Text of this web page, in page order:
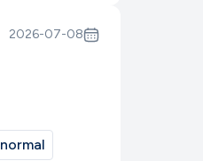
2026-07-08
normal